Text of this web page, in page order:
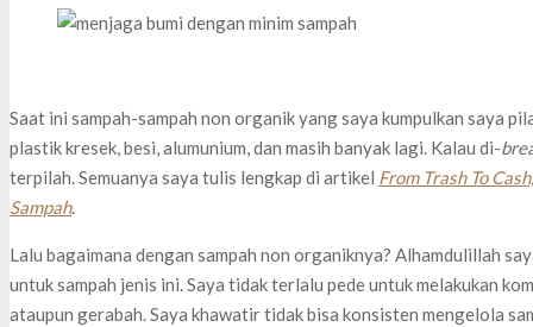
Saat ini sampah-sampah non organik yang saya kumpulkan saya
plastik kresek, besi, alumunium, dan masih banyak lagi. Kalau di-
terpilah. Semuanya saya tulis lengkap di artikel From Trash To
Sampah.
Lalu bagaimana dengan sampah non organiknya? Alhamdulillah
untuk sampah jenis ini. Saya tidak terlalu pede untuk melakukan
ataupun gerabah. Saya khawatir tidak bisa konsisten mengelola